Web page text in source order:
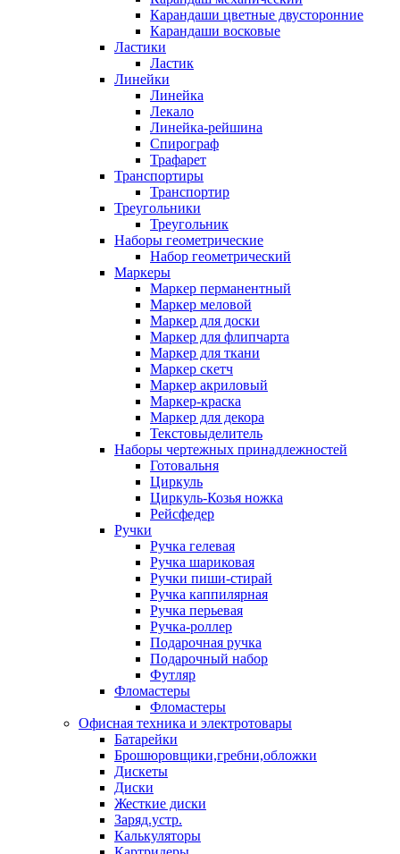
Карандаши цветные двусторонние
Карандаши восковые
Ластики
Ластик
Линейки
Линейка
Лекало
Линейка-рейшина
Спирограф
Трафарет
Транспортиры
Транспортир
Треугольники
Треугольник
Наборы геометрические
Набор геометрический
Маркеры
Маркер перманентный
Маркер меловой
Маркер для доски
Маркер для флипчарта
Маркер для ткани
Маркер скетч
Маркер акриловый
Маркер-краска
Маркер для декора
Текстовыделитель
Наборы чертежных принадлежностей
Готовальня
Циркуль
Циркуль-Козья ножка
Рейсфедер
Ручки
Ручка гелевая
Ручка шариковая
Ручки пиши-стирай
Ручка каппилярная
Ручка перьевая
Ручка-роллер
Подарочная ручка
Подарочный набор
Футляр
Фломастеры
Фломастеры
Офисная техника и электротовары
Батарейки
Брошюровщики,гребни,обложки
Дискеты
Диски
Жесткие диски
Заряд.устр.
Калькуляторы